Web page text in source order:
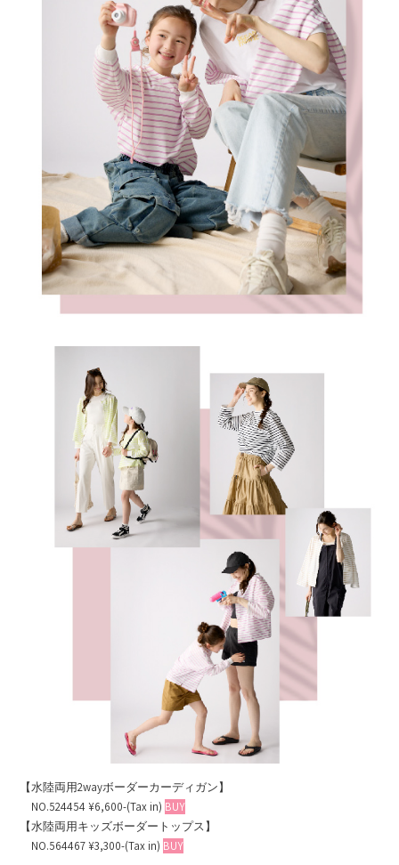
【水陸両用2wayボーダーカーディガン】
NO.524454 ¥6,600-(Tax in) BUY
【水陸両用キッズボーダートップス】
NO.564467 ¥3,300-(Tax in) BUY